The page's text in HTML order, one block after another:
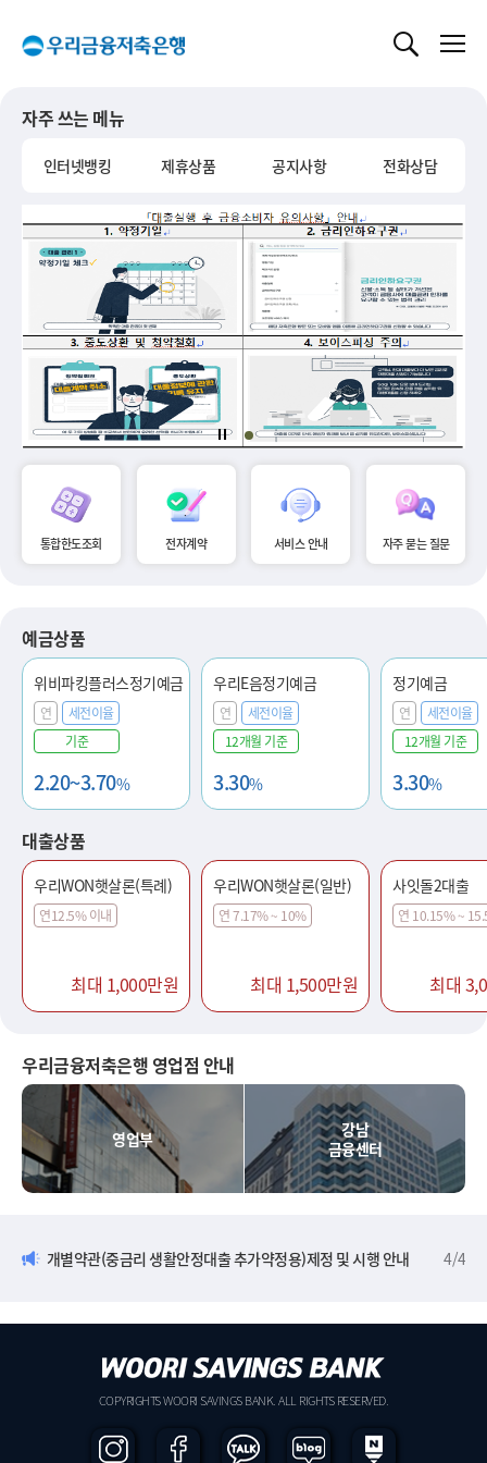
자주 쓰는 메뉴
인터넷뱅킹 제휴상품 공지사항 전화상담
통합한도조회 전자계약 서비스 안내 자주 묻는 질문
예금상품
위비파킹플러스정기예금
연
세전이율
기준
2.20~3.70%
우리E음정기예금
연
세전이율
12개월 기준
3.30%
정기예금
연
세전이율
12개월 기준
3.30%
대출상품
우리WON햇살론(특례)
연12.5% 이내
최대 1,000만원
우리WON햇살론(일반)
연 7.17% ~ 10%
최대 1,500만원
사잇돌2대출
연 10.15% ~
최대
우리금융저축은행 영업점 안내
영업부
강남
금융센터
개별약관(중금리 생활안정대출 추가약정용)제정 및 시행 안내 4/4
COPYRIGHTS WOORI SAVINGS BANK. ALL RIGHTS RESERVED.